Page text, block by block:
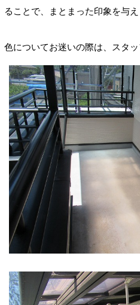
ることで、まとまった印象を与え
色についてお迷いの際は、スタ